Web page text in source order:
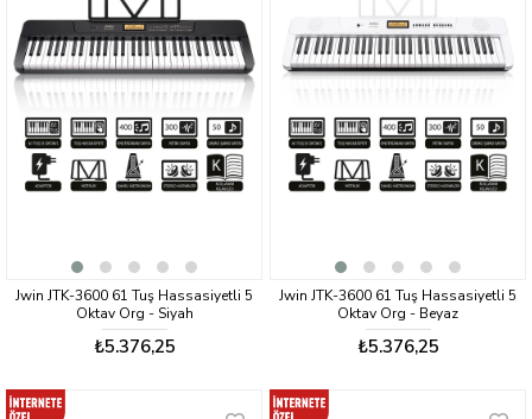
Jwin JTK-3600 61 Tuş Hassasiyetli 5
Oktav Org - Siyah
₺5.376,25
Jwin JTK-3600 61 Tuş Hassasiyetli 5
Oktav Org - Beyaz
₺5.376,25